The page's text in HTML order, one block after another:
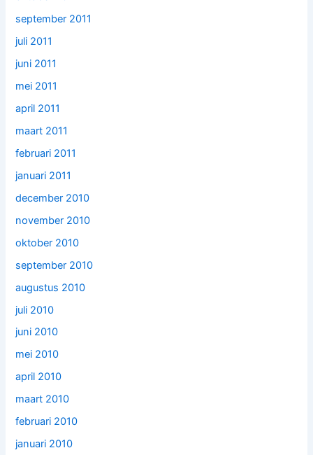
september 2011
juli 2011
juni 2011
mei 2011
april 2011
maart 2011
februari 2011
januari 2011
december 2010
november 2010
oktober 2010
september 2010
augustus 2010
juli 2010
juni 2010
mei 2010
april 2010
maart 2010
februari 2010
januari 2010